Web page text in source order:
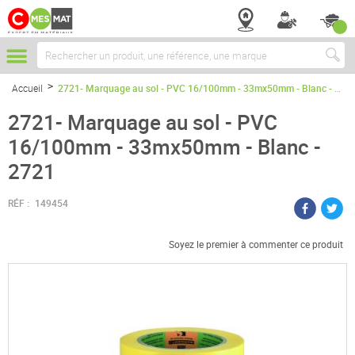
Chercher
Accueil 2721- Marquage au sol - PVC 16/100mm - 33mx50mm - Blanc - 2721
2721- Marquage au sol - PVC
16/100mm - 33mx50mm - Blanc -
2721
RÉF : 149454
Soyez le premier à commenter ce produit
Passer